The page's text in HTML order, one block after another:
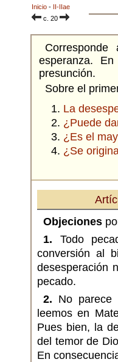
Inicio - II-IIae
c. 20
esperanza.
presunción.
Sobre el
La
¿Puede
¿Es el
¿Se
Objeciones
1. Todo
conversión al
desesperación
pecado.
2. No parece
leemos en
Pues bien, la
del temor de
En